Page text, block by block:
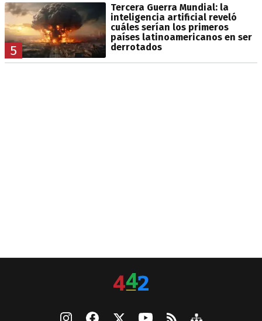
5
Tercera Guerra Mundial: la
inteligencia artificial reveló
cuáles serían los primeros
países latinoamericanos en ser
derrotados